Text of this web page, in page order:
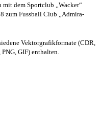
mit dem Sportclub „Wacker“
zum Fussball Club „Admira-
Vektorgrafikformate (CDR,
GIF) enthalten.